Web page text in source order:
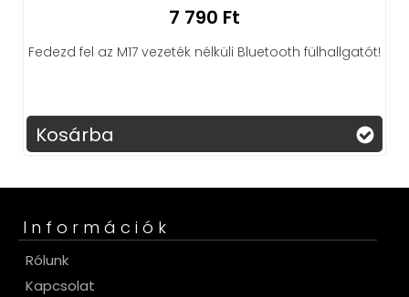
7 790 Ft
Fedezd fel az M17 vezeték nélküli Bluetooth fülhallgatót!
Kosárba
Információk
Rólunk
Kapcsolat